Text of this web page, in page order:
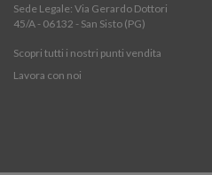
Sede Legale: Via Gerardo Dottori
45/A - 06132 - San Sisto (PG)
Scopri tutti i nostri punti vendita
Lavora con noi